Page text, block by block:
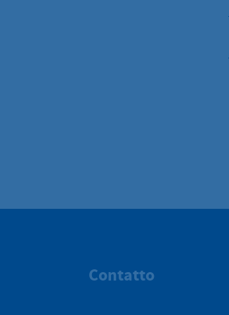
Contatto